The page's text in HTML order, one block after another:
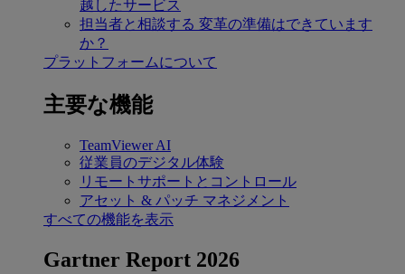
越したサービス
担当者と相談する 変革の準備はできています
か？
プラットフォームについて
主要な機能
TeamViewer AI
従業員のデジタル体験
リモートサポートとコントロール
アセット & パッチ マネジメント
すべての機能を表示
Gartner Report 2026